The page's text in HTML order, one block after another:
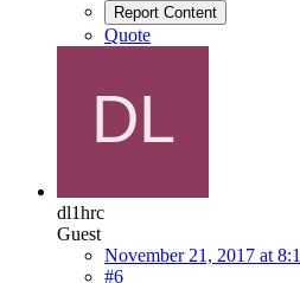
Report Content
Quote
dl1hrc
Guest
November 21, 2017 at
#6